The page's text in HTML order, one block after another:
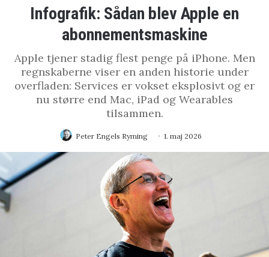
Infografik: Sådan blev Apple en
abonnementsmaskine
Apple tjener stadig flest penge på iPhone. Men
regnskaberne viser en anden historie under
overfladen: Services er vokset eksplosivt og er
nu større end Mac, iPad og Wearables
tilsammen.
Peter Engels Ryming 1. maj 2026